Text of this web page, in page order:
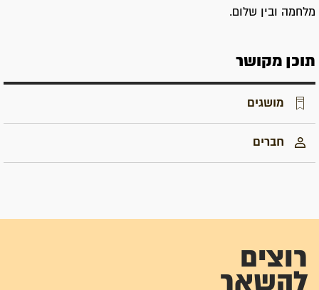
מלחמה ובין שלום.
תוכן מקושר
מושגים
חברים
רוצים
להשאר